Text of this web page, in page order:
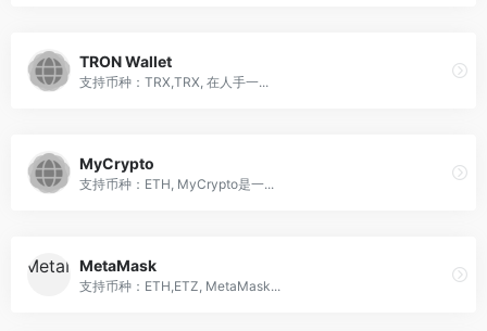
TRON Wallet
支持币种：TRX,TRX, 在人手一...
MyCrypto
支持币种：ETH, MyCrypto是一...
MetaMask
支持币种：ETH,ETZ, MetaMask...